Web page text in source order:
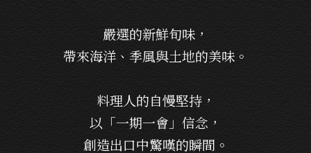
嚴選的新鮮旬味，
帶來海洋、季風與土地的美味。
料理人的自慢堅持，
以「一期一會」信念，
創造出口中驚嘆的瞬間。